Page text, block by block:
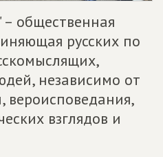
общественная
русских по
независимо от
вероисповедания,
взглядов и